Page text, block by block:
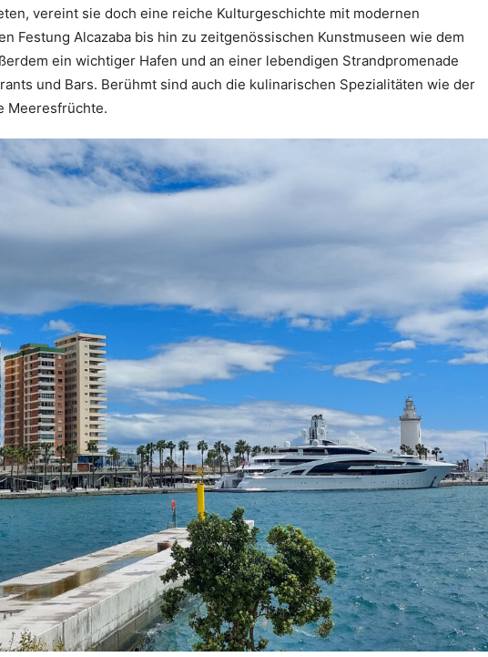
vereint sie doch eine reiche Kulturgeschichte mit modernen
Festung Alcazaba bis hin zu zeitgenössischen Kunstmuseen wie dem
ein wichtiger Hafen und an einer lebendigen Strandpromenade
und Bars. Berühmt sind auch die kulinarischen Spezialitäten wie der
Meeresfrüchte.